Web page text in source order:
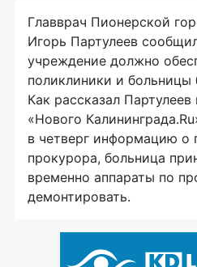
Главврач Пионерской
Игорь Партулеев
учреждение должно
поликлиники и больницы
Как рассказал
«Нового
в четверг информацию о
прокурора, больница
временно аппараты по
демонтировать.